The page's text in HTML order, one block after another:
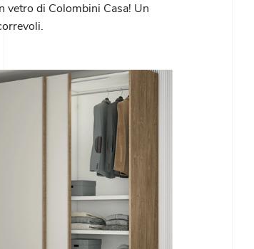
vetro di Colombini Casa! Un